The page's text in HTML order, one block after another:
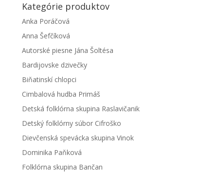
Kategórie produktov
Anka Poráčová
Anna Šefčíková
Autorské piesne Jána Šoltésa
Bardijovske dzivečky
Biňatinskí chlopci
Cimbalová hudba Primáš
Detská folklórna skupina Raslavičanik
Detský folklórny súbor Cifroško
Dievčenská spevácka skupina Vinok
Dominika Paňková
Folklórna skupina Bančan